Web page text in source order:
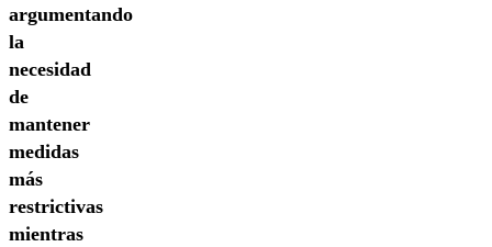
argumentando
la
necesidad
de
mantener
medidas
más
restrictivas
mientras